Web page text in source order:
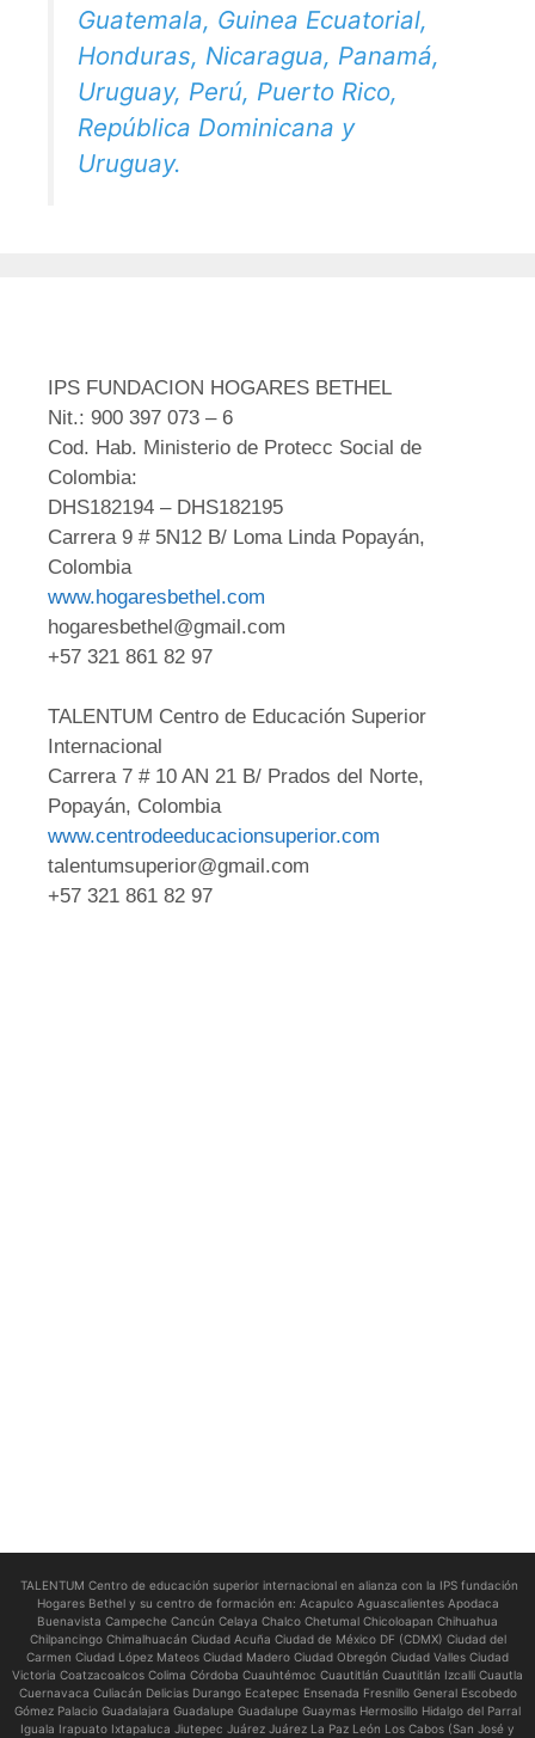
Guatemala, Guinea Ecuatorial,
Honduras, Nicaragua, Panamá,
Uruguay, Perú, Puerto Rico,
República Dominicana y
Uruguay.
IPS FUNDACION HOGARES BETHEL
Nit.: 900 397 073 – 6
Cod. Hab. Ministerio de Protecc Social de
Colombia:
DHS182194 – DHS182195
Carrera 9 # 5N12 B/ Loma Linda Popayán,
Colombia
www.hogaresbethel.com
hogaresbethel@gmail.com
+57 321 861 82 97
TALENTUM Centro de Educación Superior
Internacional
Carrera 7 # 10 AN 21 B/ Prados del Norte,
Popayán, Colombia
www.centrodeeducacionsuperior.com
talentumsuperior@gmail.com
+57 321 861 82 97
TALENTUM Centro de educación superior internacional en alianza con la IPS fundación
Hogares Bethel y su centro de formación en: Acapulco Aguascalientes Apodaca
Buenavista Campeche Cancún Celaya Chalco Chetumal Chicoloapan Chihuahua
Chilpancingo Chimalhuacán Ciudad Acuña Ciudad de México DF (CDMX) Ciudad del
Carmen Ciudad López Mateos Ciudad Madero Ciudad Obregón Ciudad Valles Ciudad
Victoria Coatzacoalcos Colima Córdoba Cuauhtémoc Cuautitlán Cuautitlán Izcalli Cuautla
Cuernavaca Culiacán Delicias Durango Ecatepec Ensenada Fresnillo General Escobedo
Gómez Palacio Guadalajara Guadalupe Guadalupe Guaymas Hermosillo Hidalgo del Parral
Iguala Irapuato Ixtapaluca Jiutepec Juárez Juárez La Paz León Los Cabos (San José y